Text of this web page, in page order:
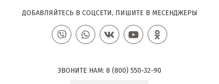
ДОБАВЛЯЙТЕСЬ В СОЦСЕТИ, ПИШИТЕ В МЕСЕНДЖЕРЫ
ЗВОНИТЕ НАМ: 8 (800) 550-32-90